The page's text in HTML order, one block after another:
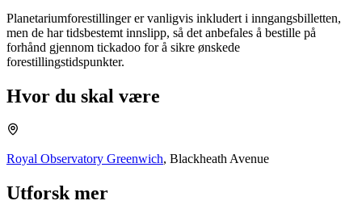
Planetariumforestillinger er vanligvis inkludert i inngangsbilletten,
men de har tidsbestemt innslipp, så det anbefales å bestille på
forhånd gjennom tickadoo for å sikre ønskede
forestillingstidspunkter.
Hvor du skal være
Royal Observatory Greenwich, Blackheath Avenue
Utforsk mer